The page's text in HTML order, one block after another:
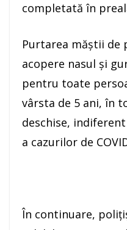
completată în
Purtarea măștii de
acopere nasul și
pentru toate
vârsta de 5 ani, în
deschise,
a cazurilor de
În continuare,